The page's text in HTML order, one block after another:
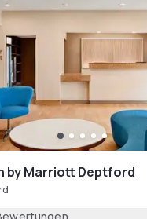
by Marriott Deptford